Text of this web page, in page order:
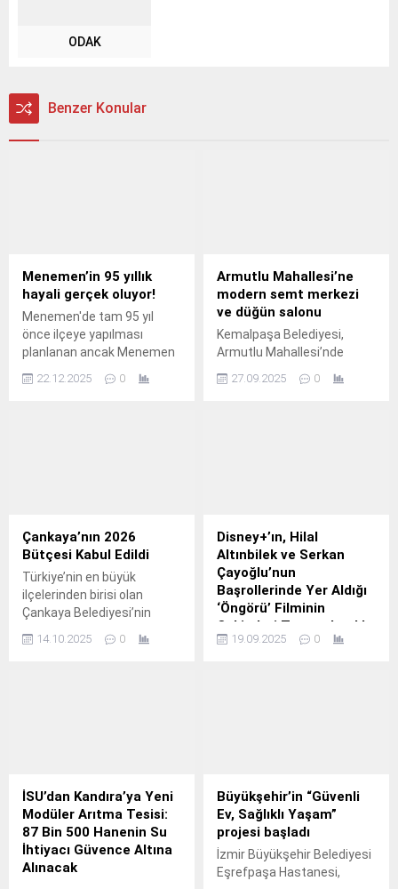
ODAK
Benzer Konular
Menemen’in 95 yıllık
hayali gerçek oluyor!
Menemen'de tam 95 yıl
önce ilçeye yapılması
planlanan ancak Menemen
Pehlivan'ın göreve gelişine
22.12.2025 0
Armutlu Mahallesi’ne
modern semt merkezi
ve düğün salonu
Kemalpaşa Belediyesi,
Armutlu Mahallesi’nde
düğün salonunun yerine,
statüsünde olan eski düğün
salonunu yıkarak yerine
modern bir kompleks
kazandırılıyor.
27.09.2025 0
Çankaya’nın 2026
Bütçesi Kabul Edildi
Türkiye’nin en büyük
ilçelerinden birisi olan
Çankaya Belediyesi’nin
Belediye Meclisi’nde kabul
14.10.2025 0
Disney+’ın, Hilal
Altınbilek ve Serkan
Çayoğlu’nun
Başrollerinde Yer Aldığı
‘Öngörü’ Filminin
Çekimleri Tamamlandı!
The Walt Disney
19.09.2025 0
İSU’dan Kandıra’ya Yeni
Modüler Arıtma Tesisi:
87 Bin 500 Hanenin Su
İhtiyacı Güvence Altına
Alınacak
Büyükşehir’in “Güvenli
Ev, Sağlıklı Yaşam”
projesi başladı
İzmir Büyükşehir Belediyesi
Eşrefpaşa Hastanesi,